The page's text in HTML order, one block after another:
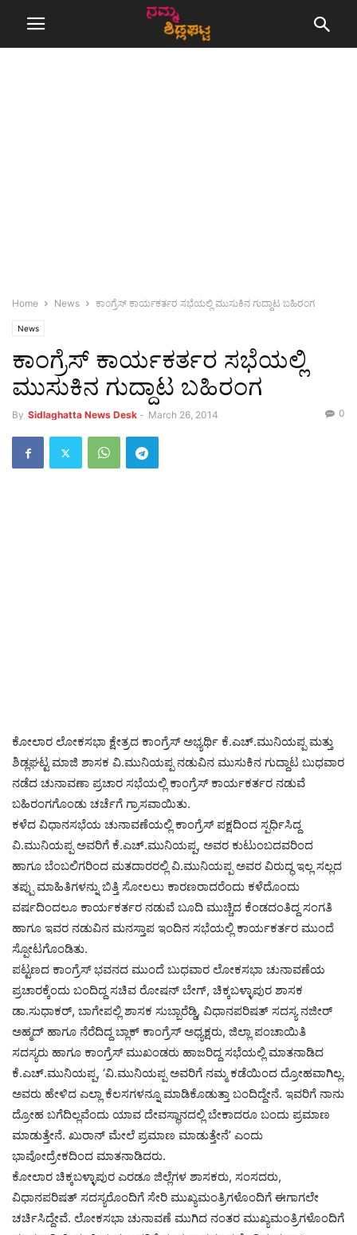
Home News ಕಾಂಗ್ರೆಸ್ ಕಾರ್ಯಕರ್ತರ ಸಭೆಯಲ್ಲಿ ಮುಸುಕಿನ ಗುದ್ದಾಟ ಬಹಿರಂಗ
News
ಕಾಂಗ್ರೆಸ್ ಕಾರ್ಯಕರ್ತರ ಸಭೆಯಲ್ಲಿ
ಮುಸುಕಿನ ಗುದ್ದಾಟ ಬಹಿರಂಗ
By Sidlaghatta News Desk - March 26, 2014 0
ಕೋಲಾರ ಲೋಕಸಭಾ ಕ್ಷೇತ್ರದ ಕಾಂಗ್ರೆಸ್ ಅಭ್ಯರ್ಥಿ ಕೆ.ಎಚ್.ಮುನಿಯಪ್ಪ ಮತ್ತು
ಶಿಡ್ಲಘಟ್ಟ ಮಾಜಿ ಶಾಸಕ ವಿ.ಮುನಿಯಪ್ಪ ನಡುವಿನ ಮುಸುಕಿನ ಗುದ್ದಾಟ ಬುಧವಾರ
ನಡೆದ ಚುನಾವಣಾ ಪ್ರಚಾರ ಸಭೆಯಲ್ಲಿ ಕಾಂಗ್ರೆಸ್ ಕಾರ್ಯಕರ್ತರ ನಡುವೆ
ಬಹಿರಂಗಗೊಂಡು ಚರ್ಚೆಗೆ ಗ್ರಾಸವಾಯಿತು.
ಕಳೆದ ವಿಧಾನಸಭೆಯ ಚುನಾವಣೆಯಲ್ಲಿ ಕಾಂಗ್ರೆಸ್ ಪಕ್ಷದಿಂದ ಸ್ಪರ್ಧಿಸಿದ್ದ
ವಿ.ಮುನಿಯಪ್ಪ ಅವರಿಗೆ ಕೆ.ಎಚ್.ಮುನಿಯಪ್ಪ, ಅವರ ಕುಟುಂಬದವರಿಂದ
ಹಾಗೂ ಬೆಂಬಲಿಗರಿಂದ ಮತದಾರರಲ್ಲಿ ವಿ.ಮುನಿಯಪ್ಪ ಅವರ ವಿರುದ್ಧ ಇಲ್ಲ ಸಲ್ಲದ
ತಪ್ಪು ಮಾಹಿತಿಗಳನ್ನು ಬಿತ್ತಿ ಸೋಲಲು ಕಾರಣರಾದರೆಂದು ಕಳೆದೊಂದು
ವರ್ಷದಿಂದಲೂ ಕಾರ್ಯಕರ್ತರ ನಡುವೆ ಬೂದಿ ಮುಚ್ಚಿದ ಕೆಂಡದಂತಿದ್ದ ಸಂಗತಿ
ಹಾಗೂ ಇವರ ನಡುವಿನ ಮನಸ್ತಾಪ ಇಂದಿನ ಸಭೆಯಲ್ಲಿ ಕಾರ್ಯಕರ್ತರ ಮುಂದೆ
ಸ್ಪೋಟಗೊಂಡಿತು.
ಪಟ್ಟಣದ ಕಾಂಗ್ರೆಸ್ ಭವನದ ಮುಂದೆ ಬುಧವಾರ ಲೋಕಸಭಾ ಚುನಾವಣೆಯ
ಪ್ರಚಾರಕ್ಕೆಂದು ಬಂದಿದ್ದ ಸಚಿವ ರೋಷನ್ ಬೇಗ್, ಚಿಕ್ಕಬಳ್ಳಾಪುರ ಶಾಸಕ
ಡಾ.ಸುಧಾಕರ್, ಬಾಗೇಪಲ್ಲಿ ಶಾಸಕ ಸುಬ್ಬಾರೆಡ್ಡಿ, ವಿಧಾನಪರಿಷತ್ ಸದಸ್ಯ ನಜೀರ್
ಅಹ್ಮದ್ ಹಾಗೂ ನೆರೆದಿದ್ದ ಬ್ಲಾಕ್ ಕಾಂಗ್ರೆಸ್ ಅಧ್ಯಕ್ಷರು, ಜಿಲ್ಲಾ ಪಂಚಾಯಿತಿ
ಸದಸ್ಯರು ಹಾಗೂ ಕಾಂಗ್ರೆಸ್ ಮುಖಂಡರು ಹಾಜರಿದ್ದ ಸಭೆಯಲ್ಲಿ ಮಾತನಾಡಿದ
ಕೆ.ಎಚ್.ಮುನಿಯಪ್ಪ, ‘ವಿ.ಮುನಿಯಪ್ಪ ಅವರಿಗೆ ನಮ್ಮ ಕಡೆಯಿಂದ ದ್ರೋಹವಾಗಿಲ್ಲ.
ಅವರು ಹೇಳಿದ ಎಲ್ಲಾ ಕೆಲಸಗಳನ್ನೂ ಮಾಡಿಕೊಡುತ್ತಾ ಬಂದಿದ್ದೇನೆ. ಇವರಿಗೆ ನಾನು
ದ್ರೋಹ ಬಗೆದಿಲ್ಲವೆಂದು ಯಾವ ದೇವಸ್ಥಾನದಲ್ಲಿ ಬೇಕಾದರೂ ಬಂದು ಪ್ರಮಾಣ
ಮಾಡುತ್ತೇನೆ. ಖುರಾನ್ ಮೇಲೆ ಪ್ರಮಾಣ ಮಾಡುತ್ತೇನೆ’ ಎಂದು
ಭಾವೋದ್ರೇಕದಿಂದ ಮಾತನಾಡಿದರು.
ಕೋಲಾರ ಚಿಕ್ಕಬಳ್ಳಾಪುರ ಎರಡೂ ಜಿಲ್ಲೆಗಳ ಶಾಸಕರು, ಸಂಸದರು,
ವಿಧಾನಪರಿಷತ್ ಸದಸ್ಯರೊಂದಿಗೆ ಸೇರಿ ಮುಖ್ಯಮಂತ್ರಿಗಳೊಂದಿಗೆ ಈಗಾಗಲೇ
ಚರ್ಚಿಸಿದ್ದೇವೆ. ಲೋಕಸಭಾ ಚುನಾವಣೆ ಮುಗಿದ ನಂತರ ಮುಖ್ಯಮಂತ್ರಿಗಳೊಂದಿಗೆ